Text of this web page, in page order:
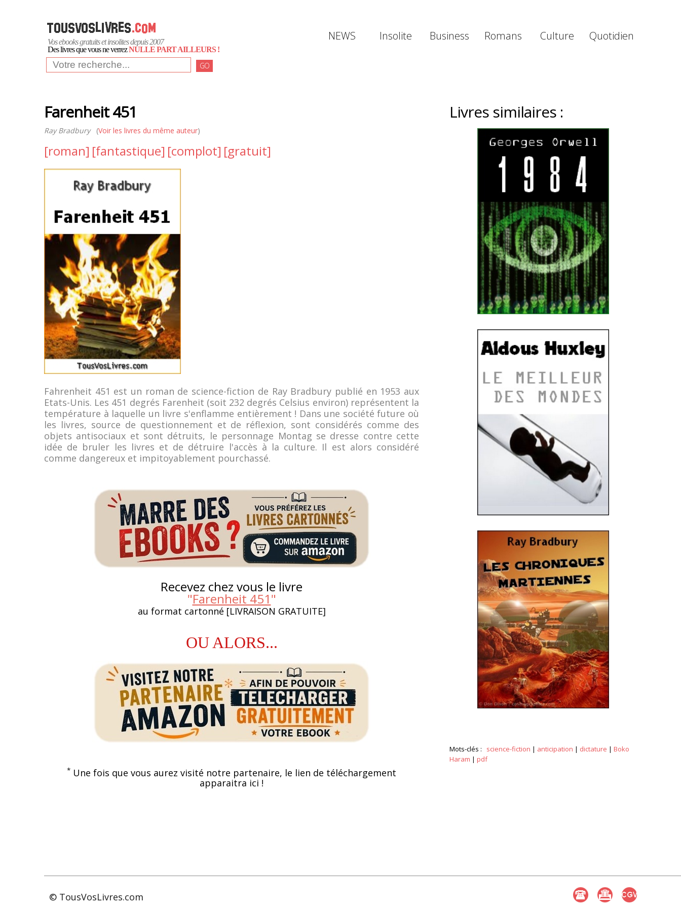
Vos ebooks gratuits et insolites depuis 2007
Des livres que vous ne verrezNULLE PART AILLEURS !
GO
NEWS Insolite Business Romans Culture Quotidien
Farenheit 451
Ray Bradbury(Voir les livres du même auteur)
[roman] [fantastique] [complot] [gratuit]
Fahrenheit 451 est un roman de science-fiction de Ray Bradbury publié en 1953 aux
Etats-Unis. Les 451 degrés Farenheit (soit 232 degrés Celsius environ) représentent la
température à laquelle un livre s'enflamme entièrement ! Dans une société future où
les livres, source de questionnement et de réflexion, sont considérés comme des
objets antisociaux et sont détruits, le personnage Montag se dresse contre cette
idée de bruler les livres et de détruire l'accès à la culture. Il est alors considéré
comme dangereux et impitoyablement pourchassé.
Recevez chez vous le livre
"Farenheit 451"
au format cartonné [LIVRAISON GRATUITE]
OU ALORS...
* Une fois que vous aurez visité notre partenaire, le lien de téléchargement
apparaitra ici !
Livres similaires :
Mots-clés : science-fiction | anticipation | dictature | Boko
Haram | pdf
© TousVosLivres.com